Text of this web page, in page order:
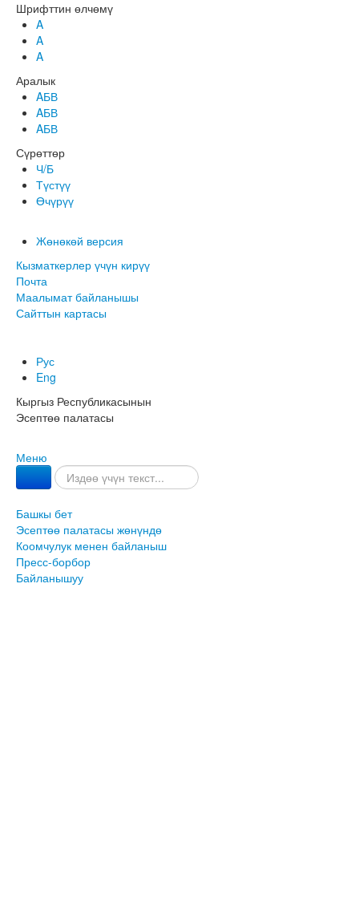
Шрифттин өлчөмү
A
A
A
Аралык
AБВ
AБВ
AБВ
Сүрөттөр
Ч/Б
Түстүү
Өчүрүү
Жөнөкөй версия
Кызматкерлер үчүн кирүү
Почта
Маалымат байланышы
Сайттын картасы
Рус
Eng
Кыргыз Республикасынын
Эсептөө палатасы
Меню
Башкы бет
Эсептөө палатасы жөнүндө
Коомчулук менен байланыш
Пресс-борбор
Байланышуу